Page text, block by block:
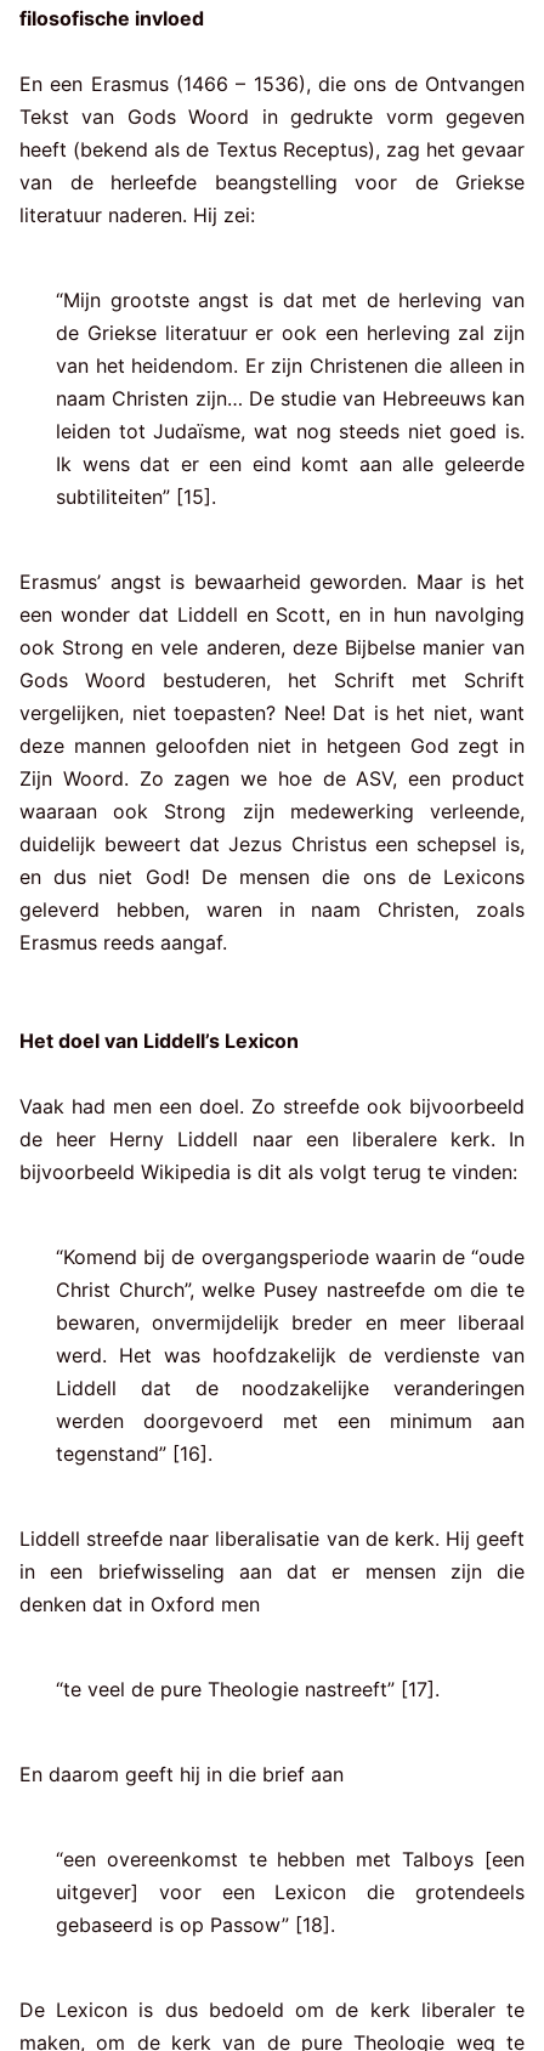
filosofische invloed
En een Erasmus (1466 – 1536), die ons de Ontvangen
Tekst van Gods Woord in gedrukte vorm gegeven
heeft (bekend als de Textus Receptus), zag het gevaar
van de herleefde beangstelling voor de Griekse
literatuur naderen. Hij zei:
“Mijn grootste angst is dat met de herleving van
de Griekse literatuur er ook een herleving zal zijn
van het heidendom. Er zijn Christenen die alleen in
naam Christen zijn… De studie van Hebreeuws kan
leiden tot Judaïsme, wat nog steeds niet goed is.
Ik wens dat er een eind komt aan alle geleerde
subtiliteiten” [15].
Erasmus’ angst is bewaarheid geworden. Maar is het
een wonder dat Liddell en Scott, en in hun navolging
ook Strong en vele anderen, deze Bijbelse manier van
Gods Woord bestuderen, het Schrift met Schrift
vergelijken, niet toepasten? Nee! Dat is het niet, want
deze mannen geloofden niet in hetgeen God zegt in
Zijn Woord. Zo zagen we hoe de ASV, een product
waaraan ook Strong zijn medewerking verleende,
duidelijk beweert dat Jezus Christus een schepsel is,
en dus niet God! De mensen die ons de Lexicons
geleverd hebben, waren in naam Christen, zoals
Erasmus reeds aangaf.
Het doel van Liddell’s Lexicon
Vaak had men een doel. Zo streefde ook bijvoorbeeld
de heer Herny Liddell naar een liberalere kerk. In
bijvoorbeeld Wikipedia is dit als volgt terug te vinden:
“Komend bij de overgangsperiode waarin de “oude
Christ Church”, welke Pusey nastreefde om die te
bewaren, onvermijdelijk breder en meer liberaal
werd. Het was hoofdzakelijk de verdienste van
Liddell dat de noodzakelijke veranderingen
werden doorgevoerd met een minimum aan
tegenstand” [16].
Liddell streefde naar liberalisatie van de kerk. Hij geeft
in een briefwisseling aan dat er mensen zijn die
denken dat in Oxford men
“te veel de pure Theologie nastreeft” [17].
En daarom geeft hij in die brief aan
“een overeenkomst te hebben met Talboys [een
uitgever] voor een Lexicon die grotendeels
gebaseerd is op Passow” [18].
De Lexicon is dus bedoeld om de kerk liberaler te
maken, om de kerk van de pure Theologie weg te